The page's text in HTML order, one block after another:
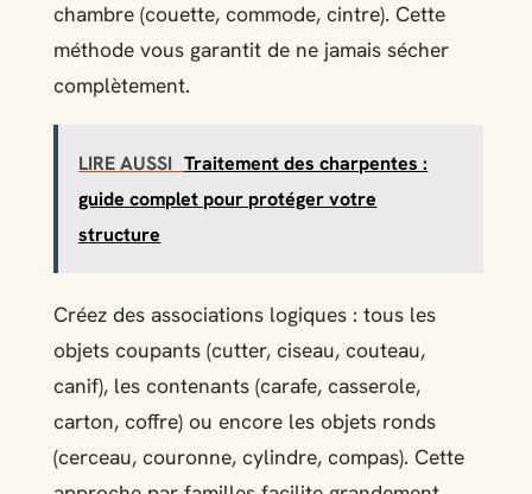
chambre (couette, commode, cintre). Cette
méthode vous garantit de ne jamais sécher
complètement.
LIRE AUSSI Traitement des charpentes :
guide complet pour protéger votre
structure
Créez des associations logiques : tous les
objets coupants (cutter, ciseau, couteau,
canif), les contenants (carafe, casserole,
carton, coffre) ou encore les objets ronds
(cerceau, couronne, cylindre, compas). Cette